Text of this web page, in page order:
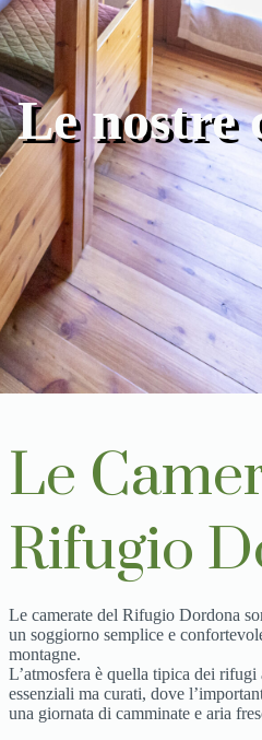
Le nostre
Le
Rifugio
Le camerate del Rifugio Dordona
un soggiorno semplice e
montagne.
L’atmosfera è quella tipica dei
essenziali ma curati, dove
una giornata di camminate e aria